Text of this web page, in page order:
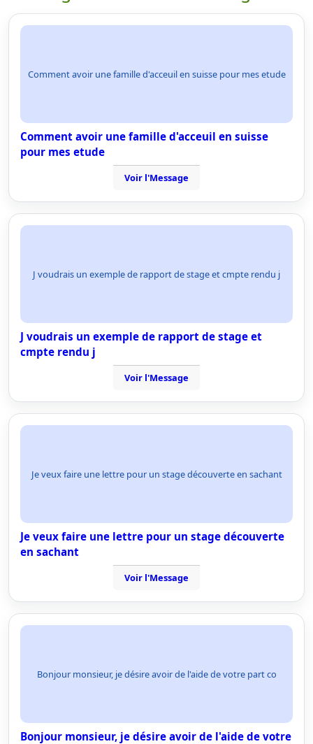
Comment avoir une famille d'acceuil en suisse pour mes etude
Comment avoir une famille d'acceuil en suisse
pour mes etude
Voir l'Message
J voudrais un exemple de rapport de stage et cmpte rendu j
J voudrais un exemple de rapport de stage et
cmpte rendu j
Voir l'Message
Je veux faire une lettre pour un stage découverte en sachant
Je veux faire une lettre pour un stage découverte
en sachant
Voir l'Message
Bonjour monsieur, je désire avoir de l'aide de votre part co
Bonjour monsieur, je désire avoir de l'aide de votre